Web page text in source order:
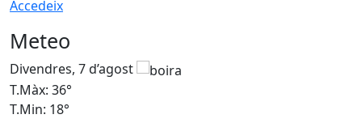
Accedeix
Meteo
Divendres, 7 d’agost
T.Màx: 36°
T.Min: 18°